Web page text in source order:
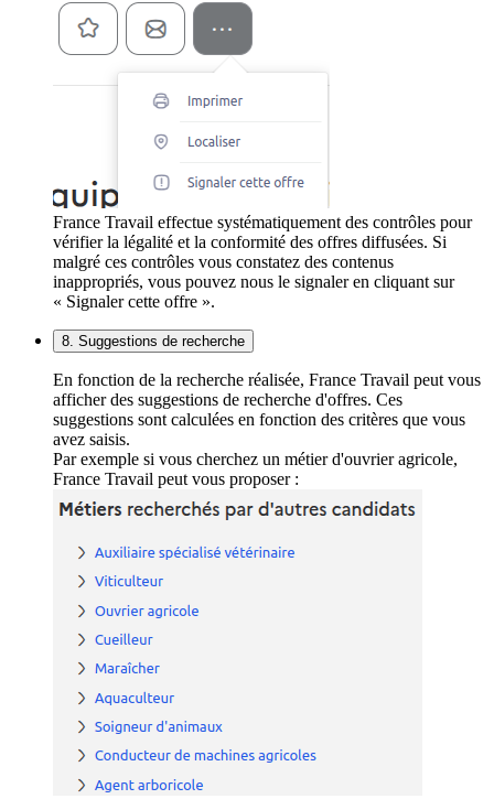
France Travail effectue systématiquement des contrôles pour
vérifier la légalité et la conformité des offres diffusées. Si
malgré ces contrôles vous constatez des contenus
inappropriés, vous pouvez nous le signaler en cliquant sur
« Signaler cette offre ».
8. Suggestions de recherche
En fonction de la recherche réalisée, France Travail peut vous
afficher des suggestions de recherche d'offres. Ces
suggestions sont calculées en fonction des critères que vous
avez saisis.
Par exemple si vous cherchez un métier d'ouvrier agricole,
France Travail peut vous proposer :